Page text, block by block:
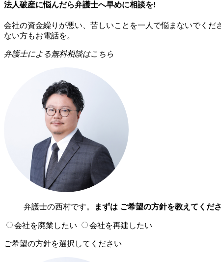
法人破産に悩んだら弁護士へ早めに相談を!
会社の資金繰りが悪い、苦しいことを一人で悩まないでく
ない方もお電話を。
弁護士による無料相談はこちら
弁護士の西村です。 まずは ご希望の方針を教えてくださ
会社を廃業したい 会社を再建したい
ご希望の方針を選択してください